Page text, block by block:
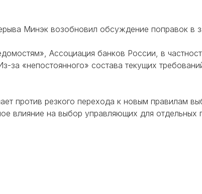
Минэк возобновил обсуждение поправок в
Ассоциация банков России, в
за «непостоянного» состава текущих
против резкого перехода к новым правилам
влияние на выбор управляющих для